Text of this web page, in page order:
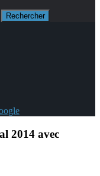
2014 avec